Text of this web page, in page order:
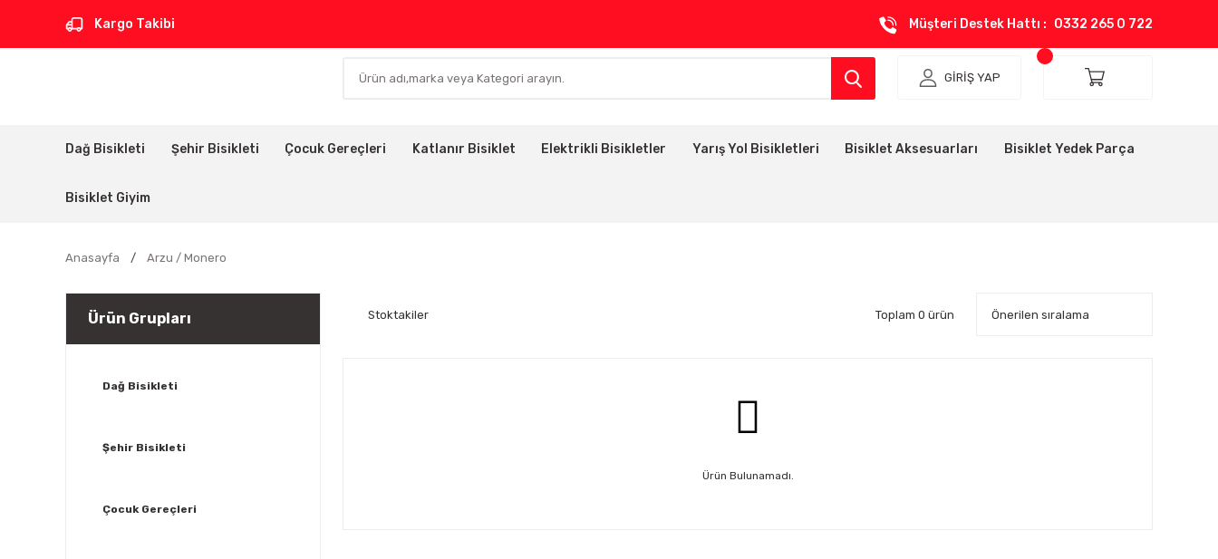
Kargo Takibi Müşteri Destek Hattı : 0332 265 0 722
GİRİŞ YAP
Dağ Bisikleti Şehir Bisikleti Çocuk Gereçleri Katlanır Bisiklet Elektrikli Bisikletler Yarış Yol Bisikletleri Bisiklet Aksesuarları Bisiklet Yedek Parça
Bisiklet Giyim
Anasayfa Arzu / Monero
Ürün Grupları
Dağ Bisikleti
Şehir Bisikleti
Çocuk Gereçleri
Stoktakiler Toplam 0 ürün
Ürün Bulunamadı.